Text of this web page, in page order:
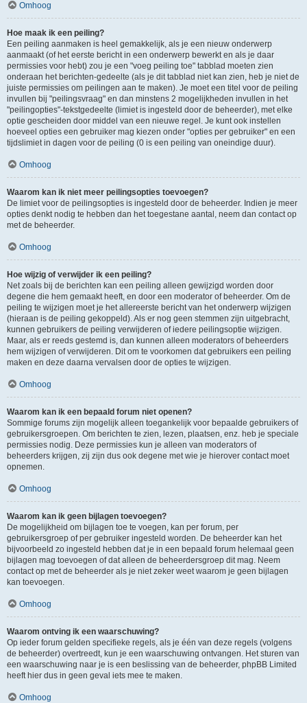
Omhoog
Hoe maak ik een peiling?
Een peiling aanmaken is heel gemakkelijk, als je een nieuw onderwerp
aanmaakt (of het eerste bericht in een onderwerp bewerkt en als je daar
permissies voor hebt) zou je een "voeg peiling toe" tabblad moeten zien
onderaan het berichten-gedeelte (als je dit tabblad niet kan zien, heb je niet de
juiste permissies om peilingen aan te maken). Je moet een titel voor de peiling
invullen bij "peilingsvraag" en dan minstens 2 mogelijkheden invullen in het
"peilingopties"-tekstgedeelte (limiet is ingesteld door de beheerder), met elke
optie gescheiden door middel van een nieuwe regel. Je kunt ook instellen
hoeveel opties een gebruiker mag kiezen onder "opties per gebruiker" en een
tijdslimiet in dagen voor de peiling (0 is een peiling van oneindige duur).
Omhoog
Waarom kan ik niet meer peilingsopties toevoegen?
De limiet voor de peilingsopties is ingesteld door de beheerder. Indien je meer
opties denkt nodig te hebben dan het toegestane aantal, neem dan contact op
met de beheerder.
Omhoog
Hoe wijzig of verwijder ik een peiling?
Net zoals bij de berichten kan een peiling alleen gewijzigd worden door
degene die hem gemaakt heeft, en door een moderator of beheerder. Om de
peiling te wijzigen moet je het allereerste bericht van het onderwerp wijzigen
(hieraan is de peiling gekoppeld). Als er nog geen stemmen zijn uitgebracht,
kunnen gebruikers de peiling verwijderen of iedere peilingsoptie wijzigen.
Maar, als er reeds gestemd is, dan kunnen alleen moderators of beheerders
hem wijzigen of verwijderen. Dit om te voorkomen dat gebruikers een peiling
maken en deze daarna vervalsen door de opties te wijzigen.
Omhoog
Waarom kan ik een bepaald forum niet openen?
Sommige forums zijn mogelijk alleen toegankelijk voor bepaalde gebruikers of
gebruikersgroepen. Om berichten te zien, lezen, plaatsen, enz. heb je speciale
permissies nodig. Deze permissies kun je alleen van moderators of
beheerders krijgen, zij zijn dus ook degene met wie je hierover contact moet
opnemen.
Omhoog
Waarom kan ik geen bijlagen toevoegen?
De mogelijkheid om bijlagen toe te voegen, kan per forum, per
gebruikersgroep of per gebruiker ingesteld worden. De beheerder kan het
bijvoorbeeld zo ingesteld hebben dat je in een bepaald forum helemaal geen
bijlagen mag toevoegen of dat alleen de beheerdersgroep dit mag. Neem
contact op met de beheerder als je niet zeker weet waarom je geen bijlagen
kan toevoegen.
Omhoog
Waarom ontving ik een waarschuwing?
Op ieder forum gelden specifieke regels, als je één van deze regels (volgens
de beheerder) overtreedt, kun je een waarschuwing ontvangen. Het sturen van
een waarschuwing naar je is een beslissing van de beheerder, phpBB Limited
heeft hier dus in geen geval iets mee te maken.
Omhoog